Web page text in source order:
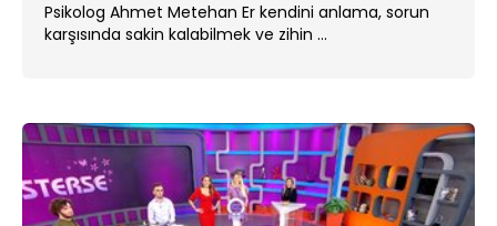
Psikolog Ahmet Metehan Er kendini anlama, sorun
karşısında sakin kalabilmek ve zihin ...